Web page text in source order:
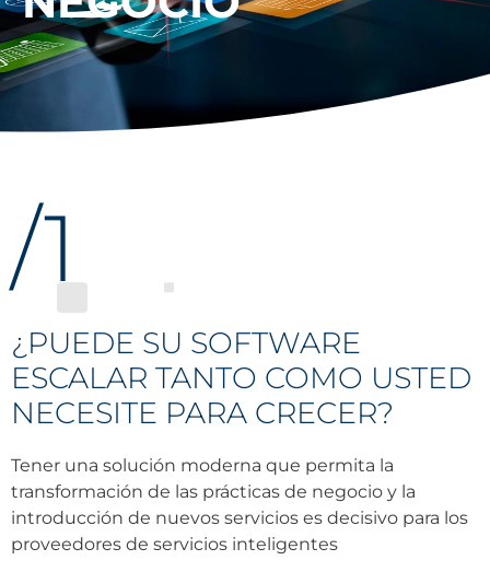
¿PUEDE SU SOFTWARE
ESCALAR TANTO COMO USTED
NECESITE PARA CRECER?
Tener una solución moderna que permita la
transformación de las prácticas de negocio y la
introducción de nuevos servicios es decisivo para los
proveedores de servicios inteligentes
/1